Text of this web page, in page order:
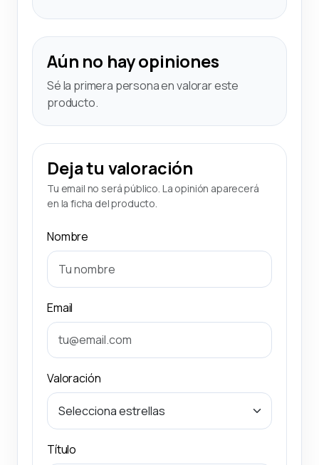
Aún no hay opiniones
Sé la primera persona en valorar este
producto.
Deja tu valoración
Tu email no será público. La opinión aparecerá
en la ficha del producto.
Nombre
Email
Valoración
Título